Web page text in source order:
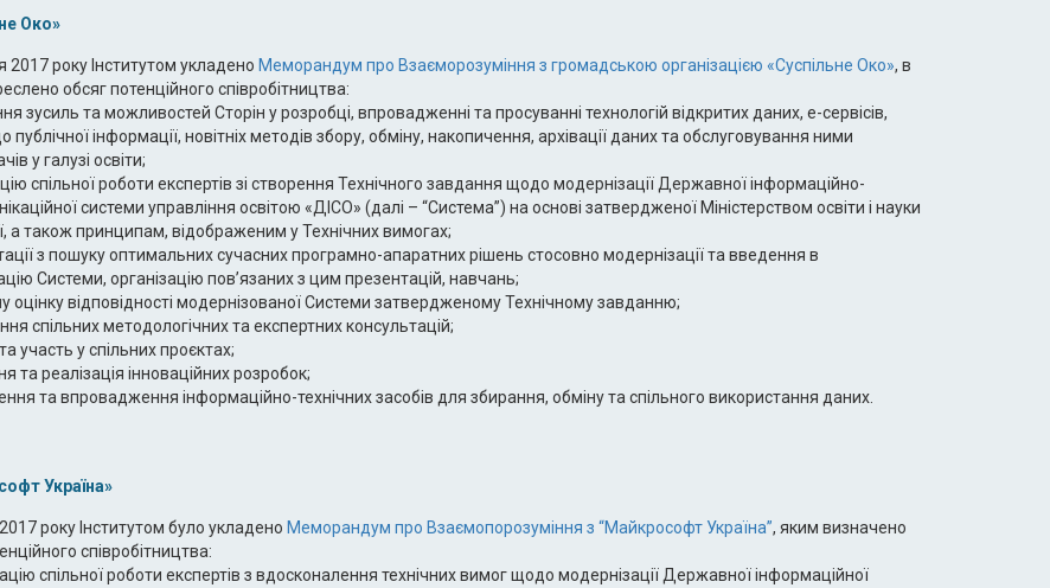
Око»
2017 року Інститутом укладено Меморандум про Взаєморозуміння з громадською організацією «Суспільне Око», в
обсяг потенційного співробітництва:
зусиль та можливостей Сторін у розробці, впровадженні та просуванні технологій відкритих даних, е-сервісів,
публічної інформації, новітніх методів збору, обміну, накопичення, архівації даних та обслуговування ними
у галузі освіти;
спільної роботи експертів зі створення Технічного завдання щодо модернізації Державної інформаційно-
системи управління освітою «ДІСО» (далі – “Система”) на основі затвердженої Міністерством освіти і науки
а також принципам, відображеним у Технічних вимогах;
з пошуку оптимальних сучасних програмно-апаратних рішень стосовно модернізації та введення в
Системи, організацію пов’язаних з цим презентацій, навчань;
оцінку відповідності модернізованої Системи затвердженому Технічному завданню;
спільних методологічних та експертних консультацій;
та участь у спільних проєктах;
та реалізація інноваційних розробок;
та впровадження інформаційно-технічних засобів для збирання, обміну та спільного використання даних.
Україна»
року Інститутом було укладено Меморандум про Взаємопорозуміння з “Майкрософт Україна”, яким визначено
співробітництва:
спільної роботи експертів з вдосконалення технічних вимог щодо модернізації Державної інформаційної